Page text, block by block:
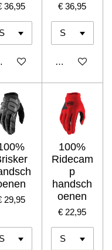
36,95
winkelwagen
€ 36,95
In
29,95
100%
Ridecam
p
handsch
oenen
€ 22,95